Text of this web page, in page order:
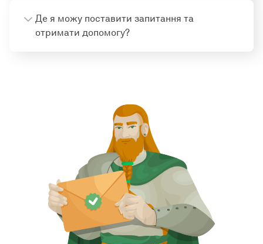
Де я можу поставити запитання та
отримати допомогу?